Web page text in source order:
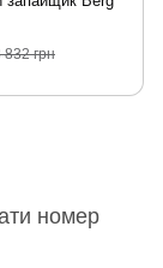
832 грн
номер